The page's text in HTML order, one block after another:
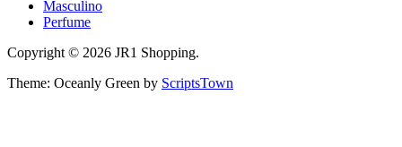
Masculino
Perfume
Copyright © 2026 JR1 Shopping.
Theme: Oceanly Green by ScriptsTown